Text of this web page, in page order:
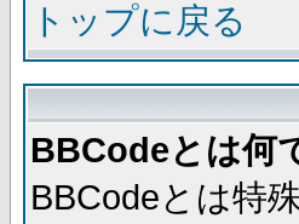
トップに戻る
BBCodeとは何
BBCodeとは特